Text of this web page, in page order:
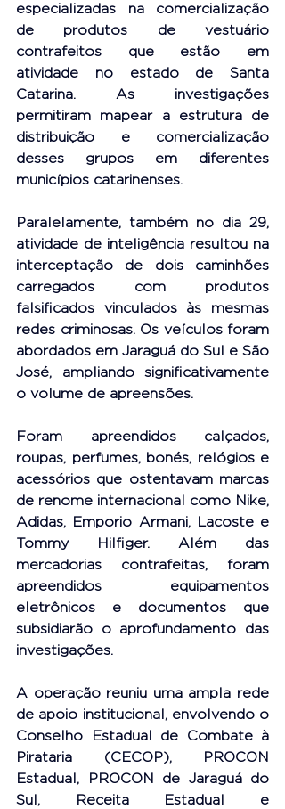
especializadas na comercialização
de produtos de vestuário
contrafeitos que estão em
atividade no estado de Santa
Catarina. As investigações
permitiram mapear a estrutura de
distribuição e comercialização
desses grupos em diferentes
municípios catarinenses.
Paralelamente, também no dia 29,
atividade de inteligência resultou na
interceptação de dois caminhões
carregados com produtos
falsificados vinculados às mesmas
redes criminosas. Os veículos foram
abordados em Jaraguá do Sul e São
José, ampliando significativamente
o volume de apreensões.
Foram apreendidos calçados,
roupas, perfumes, bonés, relógios e
acessórios que ostentavam marcas
de renome internacional como Nike,
Adidas, Emporio Armani, Lacoste e
Tommy Hilfiger. Além das
mercadorias contrafeitas, foram
apreendidos equipamentos
eletrônicos e documentos que
subsidiarão o aprofundamento das
investigações.
A operação reuniu uma ampla rede
de apoio institucional, envolvendo o
Conselho Estadual de Combate à
Pirataria (CECOP), PROCON
Estadual, PROCON de Jaraguá do
Sul, Receita Estadual e